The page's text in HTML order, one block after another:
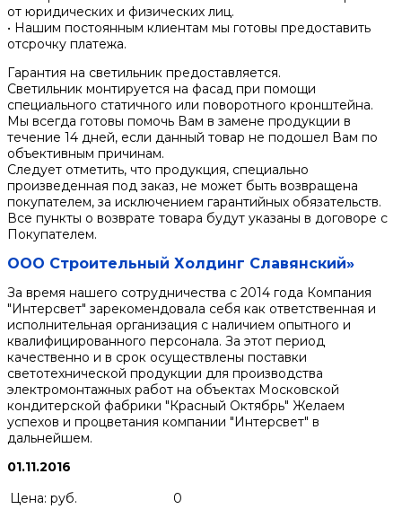
от юридических и физических лиц.
• Нашим постоянным клиентам мы готовы предоставить
отсрочку платежа.
Гарантия на светильник предоставляется.
Светильник монтируется на фасад при помощи
специального статичного или поворотного кронштейна.
Мы всегда готовы помочь Вам в замене продукции в
течение 14 дней, если данный товар не подошел Вам по
объективным причинам.
Следует отметить, что продукция, специально
произведенная под заказ, не может быть возвращена
покупателем, за исключением гарантийных обязательств.
Все пункты о возврате товара будут указаны в договоре с
Покупателем.
ООО Строительный Холдинг Славянский»
За время нашего сотрудничества с 2014 года Компания
"Интерсвет" зарекомендовала себя как ответственная и
исполнительная организация с наличием опытного и
квалифицированного персонала. За этот период
качественно и в срок осуществлены поставки
светотехнической продукции для производства
электромонтажных работ на объектах Московской
кондитерской фабрики "Красный Октябрь" Желаем
успехов и процветания компании "Интерсвет" в
дальнейшем.
01.11.2016
Цена: руб.
0